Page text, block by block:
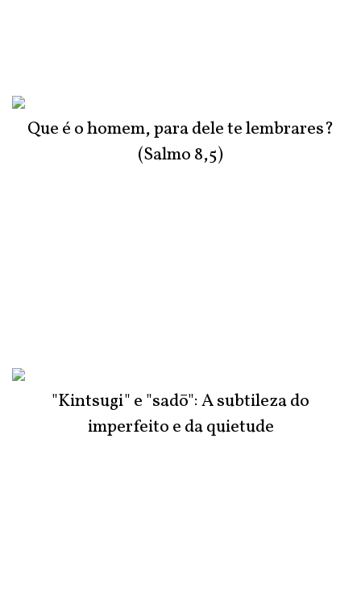
Que é o homem, para dele te lembrares?
(Salmo 8,5)
"Kintsugi" e "sadō": A subtileza do
imperfeito e da quietude